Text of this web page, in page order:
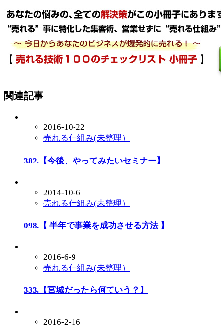
関連記事
2016-10-22
売れる仕組み(未整理）
382.【今後、やってみたいセミナー】
2014-10-6
売れる仕組み(未整理）
098.【 半年で事業を成功させる方法 】
2016-6-9
売れる仕組み(未整理）
333.【宮城だったら何ていう？】
2016-2-16